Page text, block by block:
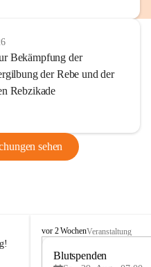
Bekämpfung der
der Rebe und der
Rebzikade
sehen
B
vor 2 WochenVeranstaltung
Blutspenden